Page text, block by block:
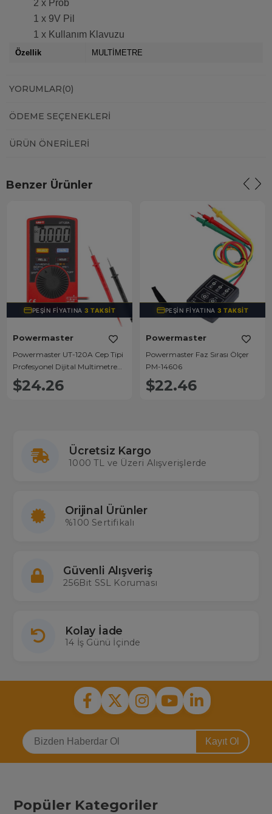
2 x Prob
1 x 9V Pil
1 x Kullanım Klavuzu
Özellik MULTİMETRE
YORUMLAR(0)
ÖDEME SEÇENEKLERI
ÜRÜN ÖNERILERI
Benzer Ürünler
PEŞIN FIYATINA3 TAKSIT
Powermaster
Powermaster UT-120A Cep Tipi
Profesyonel Dijital Multimetre
Ölçü Aleti
$24.26
PEŞIN FIYATINA3 TAKSIT
Powermaster
Powermaster Faz Sırası Ölçer
PM-14606
$22.46
Ücretsiz Kargo
1000 TL ve Üzeri Alışverişlerde
Orijinal Ürünler
%100 Sertifikalı
Güvenli Alışveriş
256Bit SSL Koruması
Kolay İade
14 İş Günü İçinde
Kayıt Ol
Popüler Kategoriler